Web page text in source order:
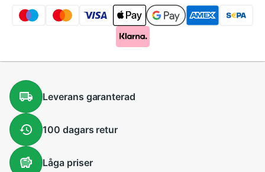
Leverans garanterad
100 dagars retur
Lågapriser